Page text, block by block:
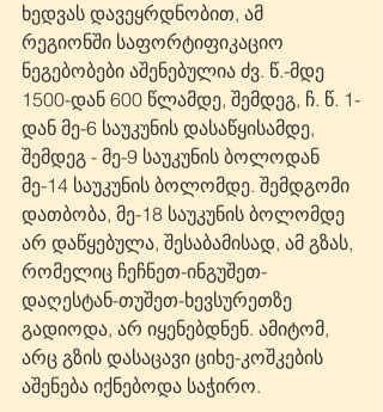
ხედვას დავეყრდნობით, ამ
რეგიონში საფორტიფიკაციო
ნეგებობები აშენებულია ძვ. წ.-მდე
1500-დან 600 წლამდე, შემდეგ, ჩ. წ. 1-
დან მე-6 საუკუნის დასაწყისამდე,
შემდეგ - მე-9 საუკუნის ბოლოდან
მე-14 საუკუნის ბოლომდე. შემდგომი
დათბობა, მე-18 საუკუნის ბოლომდე
არ დაწყებულა, შესაბამისად, ამ გზას,
რომელიც ჩეჩნეთ-ინგუშეთ-
დაღესტან-თუშეთ-ხევსურეთზე
გადიოდა, არ იყენებდნენ. ამიტომ,
არც გზის დასაცავი ციხე-კოშკების
აშენება იქნებოდა საჭირო.